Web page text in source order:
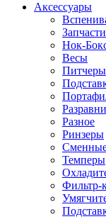
Аксессуары
Запчасти
Нок-
Весы
Питчеры
Разное
Ринзеры
Темперы
Фильтр-